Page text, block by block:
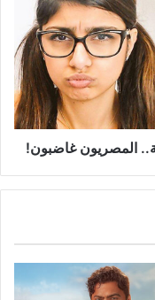
المصريون غاضبون!